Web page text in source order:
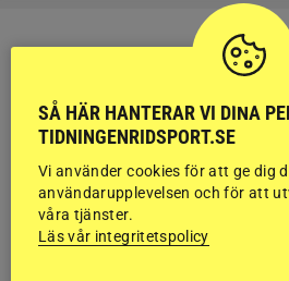
RIDSPORT
BLOGGAR
SÅ HÄR HANTERAR VI DINA
TIDNINGENRIDSPORT.SE
Vi använder cookies för att ge dig
användarupplevelsen och för att
våra tjänster.
Läs vår integritetspolicy